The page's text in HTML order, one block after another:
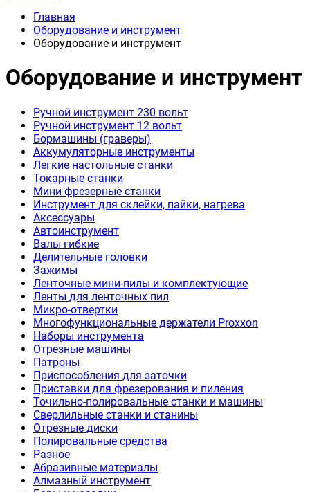
Главная
Оборудование и инструмент
Оборудование и инструмент
Оборудование и инструмент
Ручной инструмент 230 вольт
Ручной инструмент 12 вольт
Бормашины (граверы)
Аккумуляторные инструменты
Легкие настольные станки
Токарные станки
Мини фрезерные станки
Инструмент для склейки, пайки, нагрева
Аксессуары
Автоинструмент
Валы гибкие
Делительные головки
Зажимы
Ленточные мини-пилы и комплектующие
Ленты для ленточных пил
Микро-отвертки
Многофункциональные держатели Proxxon
Наборы инструмента
Отрезные машины
Патроны
Приспособления для заточки
Приставки для фрезерования и пиления
Точильно-полировальные станки и машины
Сверлильные станки и станины
Отрезные диски
Полировальные средства
Разное
Абразивные материалы
Алмазный инструмент